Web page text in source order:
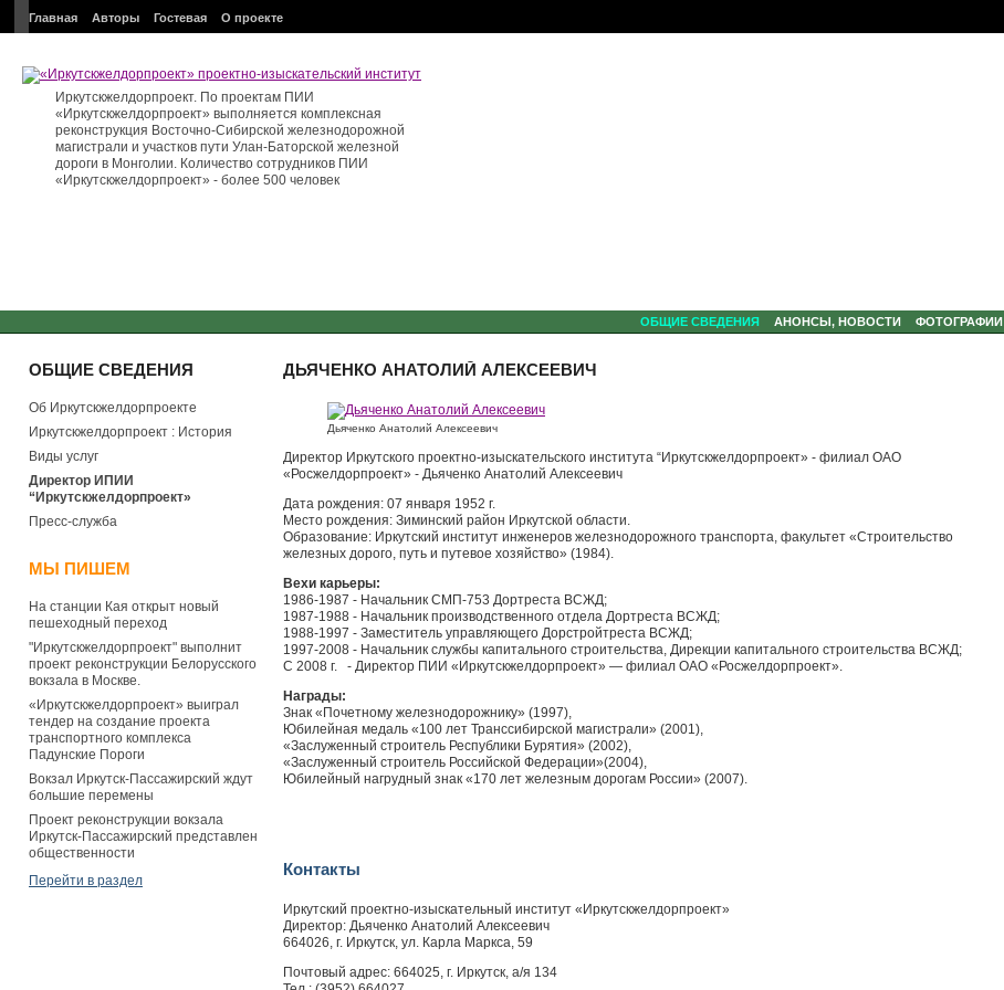
Главная Авторы Гостевая О проекте
Иркутскжелдорпроект. По проектам ПИИ
«Иркутскжелдорпроект» выполняется комплексная
реконструкция Восточно-Сибирской железнодорожной
магистрали и участков пути Улан-Баторской железной
дороги в Монголии. Количество сотрудников ПИИ
«Иркутскжелдорпроект» - более 500 человек
ОБЩИЕ СВЕДЕНИЯ АНОНСЫ, НОВОСТИ ФОТОГРАФИИ
ОБЩИЕ СВЕДЕНИЯ
Об Иркутскжелдорпроекте
Иркутскжелдорпроект : История
Виды услуг
Директор ИПИИ
“Иркутскжелдорпроект»
Пресс-служба
МЫ ПИШЕМ
На станции Кая открыт новый
пешеходный переход
"Иркутскжелдорпроект" выполнит
проект реконструкции Белорусского
вокзала в Москве.
«Иркутскжелдорпроект» выиграл
тендер на создание проекта
транспортного комплекса
Падунские Пороги
Вокзал Иркутск-Пассажирский ждут
большие перемены
Проект реконструкции вокзала
Иркутск-Пассажирский представлен
общественности
Перейти в раздел
ДЬЯЧЕНКО АНАТОЛИЙ АЛЕКСЕЕВИЧ
Дьяченко Анатолий Алексеевич
Директор Иркутского проектно-изыскательского института “Иркутскжелдорпроект» - филиал ОАО
«Росжелдорпроект» - Дьяченко Анатолий Алексеевич
Дата рождения: 07 января 1952 г.
Место рождения: Зиминский район Ир­кутской области.
Образование: Иркутский институт инже­неров железнодорожного транспорта, фа­культет «Строительство
железных дорого, путь и путевое хозяйство» (1984).
Вехи карьеры:
1986-1987 - Начальник СМП-753 Дортреста ВСЖД;
1987-1988 - Начальник производственно­го отдела Дортреста ВСЖД;
1988-1997 - Заместитель управляющего Дорстройтреста ВСЖД;
1997-2008 - Начальник службы капиталь­ного строительства, Дирекции капитально­го строительства ВСЖД;
С 2008 г. - Директор ПИИ «Иркутскжелдорпроект» — филиал ОАО «Росжелдорпроект».
Награды:
Знак «Почетному железнодорожнику» (1997),
Юбилейная медаль «100 лет Транссибирской магистрали» (2001),
«Заслуженный строитель Республики Буря­тия» (2002),
«Заслуженный строитель Рос­сийской Федерации»(2004),
Юби­лейный нагрудный знак «170 лет железным дорогам России» (2007).
Контакты
Иркутский проектно-изыскательный институт «Иркутскжелдорпроект»
Директор: Дьяченко Анатолий Алексеевич
664026, г. Иркутск, ул. Карла Маркса, 59
Почтовый адрес: 664025, г. Иркутск, а/я 134